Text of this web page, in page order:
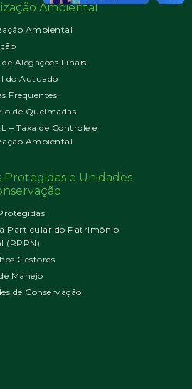
Ambiental
Ambiental
Alegações Finais
do Autuado
Frequentes
de Queimadas
– Taxa de Controle e
Ambiental
Protegidas e Unidades
Particular do Patrimônio
(RPPN)
Gestores
Manejo
de Conservação